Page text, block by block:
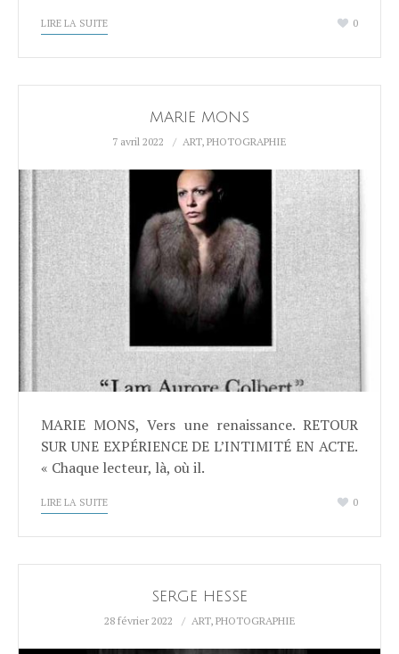
LIRE LA SUITE 0
MARIE MONS
7 avril 2022 ART, PHOTOGRAPHIE
MARIE MONS, Vers une renaissance. RETOUR
SUR UNE EXPÉRIENCE DE L’INTIMITÉ EN ACTE.
« Chaque lecteur, là, où il.
LIRE LA SUITE 0
SERGE HESSE
28 février 2022 ART, PHOTOGRAPHIE